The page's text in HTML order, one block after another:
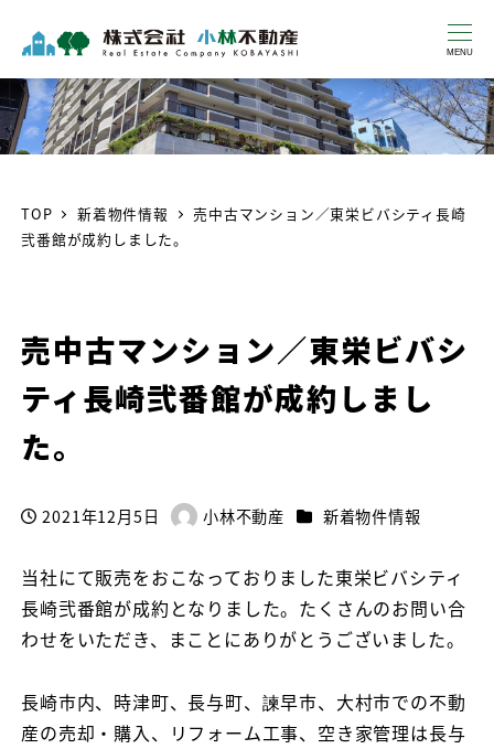
MENU
TOP 新着物件情報
売中古マンション／東栄ビバシティ長崎
弐番館が成約しました。
売中古マンション／東栄ビバシ
ティ長崎弐番館が成約しまし
た。
投稿日
2021年12月5日
著
小林不動産 カテゴリー
新着物件情報
当社にて販売をおこなっておりました東栄ビバシティ
長崎弐番館が成約となりました。たくさんのお問い合
わせをいただき、まことにありがとうございました。
長崎市内、時津町、長与町、諫早市、大村市での不動
産の売却・購入、リフォーム工事、空き家管理は長与